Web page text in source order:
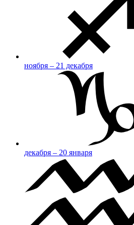
ноября – 21 декабря
декабря – 20 января